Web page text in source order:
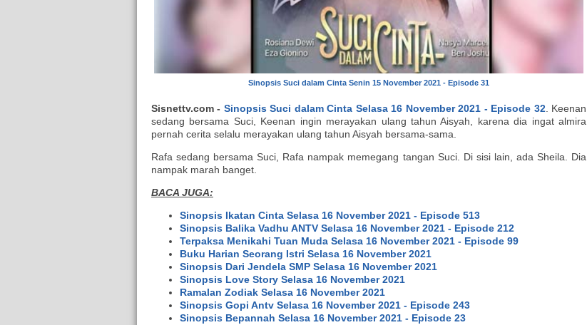
Sinopsis Suci dalam Cinta Senin 15 November 2021 - Episode 31
Sisnettv.com - Sinopsis Suci dalam Cinta Selasa 16 November 2021 - Episode 32. Keenan
sedang bersama Suci, Keenan ingin merayakan ulang tahun Aisyah, karena dia ingat almira
pernah cerita selalu merayakan ulang tahun Aisyah bersama-sama.
Rafa sedang bersama Suci, Rafa nampak memegang tangan Suci. Di sisi lain, ada Sheila. Dia
nampak marah banget.
BACA JUGA:
Sinopsis Ikatan Cinta Selasa 16 November 2021 - Episode 513
Sinopsis Balika Vadhu ANTV Selasa 16 November 2021 - Episode 212
Terpaksa Menikahi Tuan Muda Selasa 16 November 2021 - Episode 99
Buku Harian Seorang Istri Selasa 16 November 2021
Sinopsis Dari Jendela SMP Selasa 16 November 2021
Sinopsis Love Story Selasa 16 November 2021
Ramalan Zodiak Selasa 16 November 2021
Sinopsis Gopi Antv Selasa 16 November 2021 - Episode 243
Sinopsis Bepannah Selasa 16 November 2021 - Episode 23